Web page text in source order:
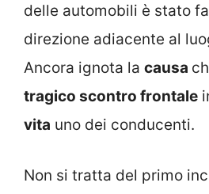
delle automobili è stato
direzione adiacente al
Ancora ignota la causa
tragico scontro frontale
vita uno dei conducenti.
Non si tratta del primo